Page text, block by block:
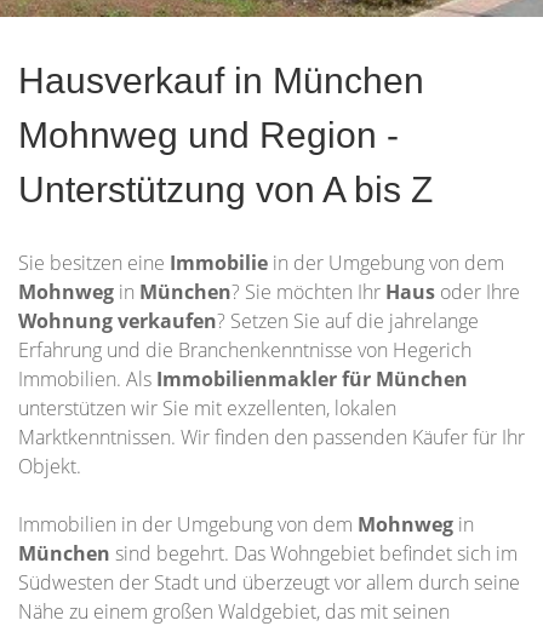
Hausverkauf in München
Mohnweg und Region -
Unterstützung von A bis Z
Sie besitzen eine Immobilie in der Umgebung von dem
Mohnweg in München? Sie möchten Ihr Haus oder Ihre
Wohnungverkaufen? Setzen Sie auf die jahrelange
Erfahrung und die Branchenkenntnisse von Hegerich
Immobilien. Als Immobilienmakler für München
unterstützen wir Sie mit exzellenten, lokalen
Marktkenntnissen. Wir finden den passenden Käufer für Ihr
Objekt.
Immobilien in der Umgebung von dem Mohnweg in
München sind begehrt. Das Wohngebiet befindet sich im
Südwesten der Stadt und überzeugt vor allem durch seine
Nähe zu einem großen Waldgebiet, das mit seinen